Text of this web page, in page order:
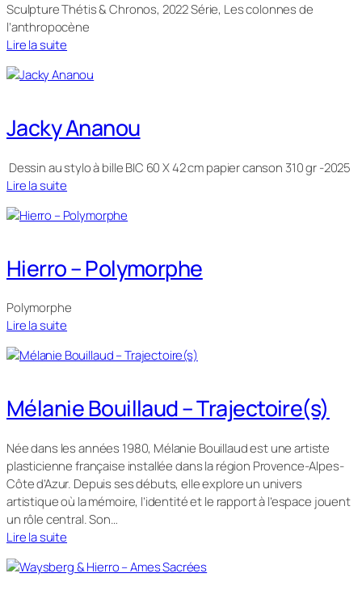
Sculpture Thétis & Chronos, 2022 Série, Les colonnes de
l’anthropocène
Lire la suite
Jacky Ananou
Dessin au stylo à bille BIC 60 X 42 cm papier canson 310 gr -2025
Lire la suite
Hierro – Polymorphe
Polymorphe
Lire la suite
Mélanie Bouillaud – Trajectoire(s)
Née dans les années 1980, Mélanie Bouillaud est une artiste
plasticienne française installée dans la région Provence-Alpes-
Côte d’Azur. Depuis ses débuts, elle explore un univers
artistique où la mémoire, l’identité et le rapport à l’espace jouent
un rôle central. Son…
Lire la suite